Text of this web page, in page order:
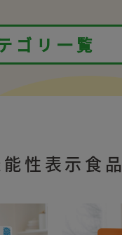
ゴリ一覧
性表示食品